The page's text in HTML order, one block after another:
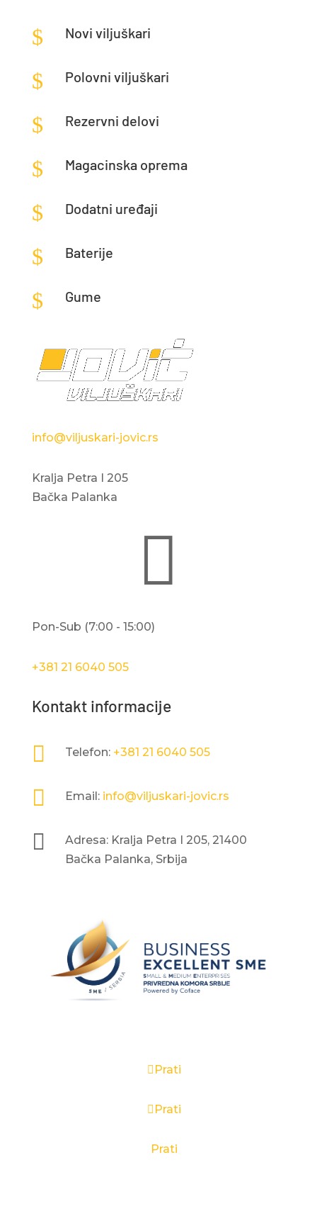
$ Novi viljuškari
$ Polovni viljuškari
$ Rezervni delovi
$ Magacinska oprema
$ Dodatni uređaji
$ Baterije
$ Gume
info@viljuskari-jovic.rs
Kralja Petra I 205
Bačka Palanka

Pon-Sub (7:00 - 15:00)
+381 21 6040 505
Kontakt informacije
 Telefon: +381 21 6040 505
 Email: info@viljuskari-jovic.rs

Adresa: Kralja Petra I 205, 21400
Bačka Palanka, Srbija
Prati
Prati
Prati